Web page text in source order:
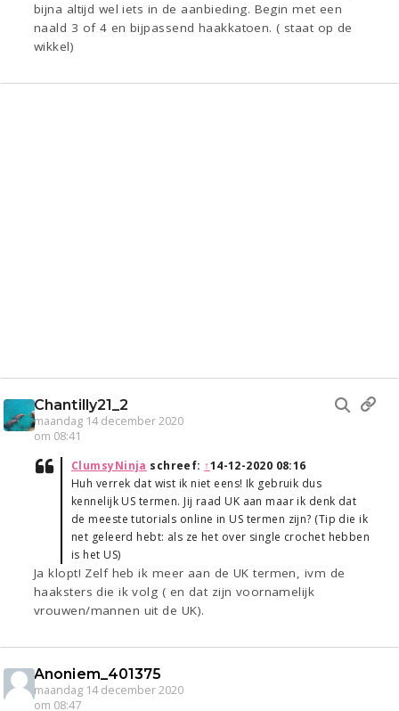
bijna altijd wel iets in de aanbieding. Begin met een
naald 3 of 4 en bijpassend haakkatoen. ( staat op de
wikkel)
Chantilly21_2
maandag 14 december 2020
om 08:41
ClumsyNinja schreef: ↑14-12-2020 08:16
Huh verrek dat wist ik niet eens! Ik gebruik dus
kennelijk US termen. Jij raad UK aan maar ik denk dat
de meeste tutorials online in US termen zijn? (Tip die ik
net geleerd hebt: als ze het over single crochet hebben
is het US)
Ja klopt! Zelf heb ik meer aan de UK termen, ivm de
haaksters die ik volg ( en dat zijn voornamelijk
vrouwen/mannen uit de UK).
Anoniem_401375
maandag 14 december 2020
om 08:47